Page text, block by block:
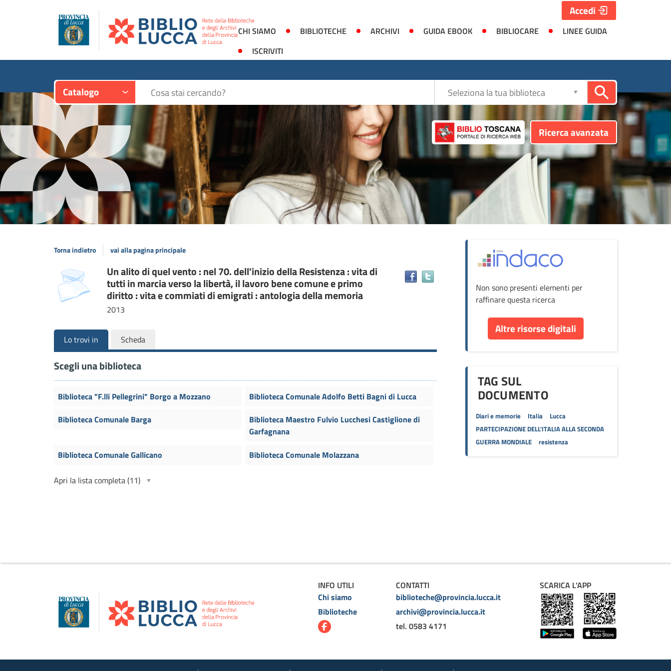
CHI SIAMO BIBLIOTECHE ARCHIVI GUIDA EBOOK BIBLIOCARE
LINEE GUIDA
ISCRIVITI
Accedi
Catalogo Cerca su "Catalogo"
Ricerca avanzata
Seleziona
la
Torna indietro vai alla pagina principale
Dettaglio
del
documento
copertina Un alito di quel vento : nel 70. dell'inizio della Resistenza : vita di
tutti in marcia verso la libertà, il lavoro bene comune e primo
diritto : vita e commiati di emigrati : antologia della memoria
2013
Lo trovi in Scheda
Scegli una biblioteca
Biblioteca "F.lli Pellegrini" Borgo a Mozzano
Biblioteca Comunale Adolfo Betti Bagni di Lucca
Biblioteca Comunale Barga
Biblioteca Maestro Fulvio Lucchesi Castiglione di
Garfagnana
Biblioteca Comunale Gallicano
Biblioteca Comunale Molazzana
Apri la lista completa(11)
Non sono presenti elementi per
raffinare questa ricerca
Altre risorse digitali
TAG SUL
DOCUMENTO
Diari e memorie Italia
Lucca
PARTECIPAZIONE DELL'ITALIA ALLA SECONDA
GUERRA MONDIALE
resistenza
INFO UTILI
Chi siamo
Biblioteche
CONTATTI
biblioteche@provincia.lucca.it
archivi@provincia.lucca.it
tel. 0583 4171
SCARICA L'APP